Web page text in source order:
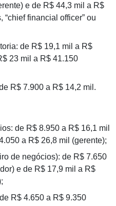
e de R$ 44,3 mil a R$
financial officer” ou
de R$ 19,1 mil a R$
23 mil a R$ 41.150
R$ 7.900 a R$ 14,2 mil.
de R$ 8.950 a R$ 16,1 mil
a R$ 26,8 mil (gerente);
de negócios): de R$ 7.650
e de R$ 17,9 mil a R$
R$ 4.650 a R$ 9.350